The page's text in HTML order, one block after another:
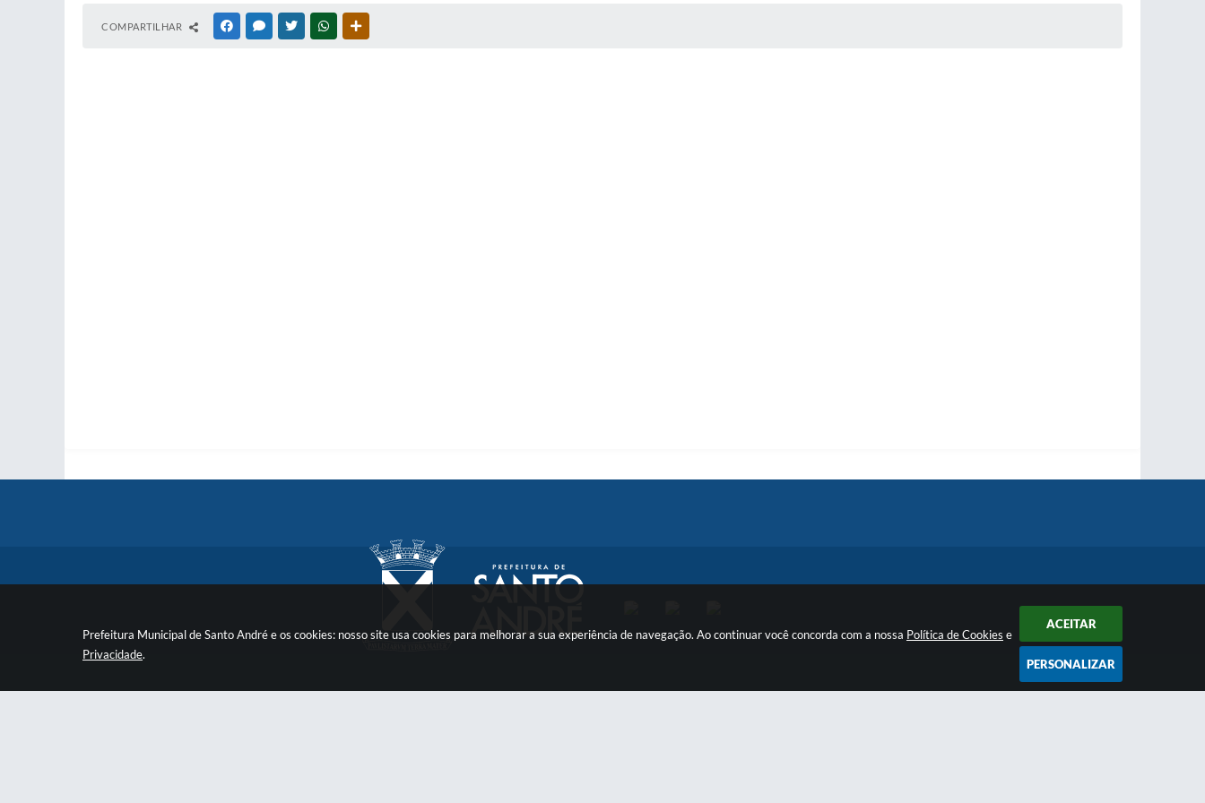
Prefeitura Municipal de Santo André e os cookies: nosso site usa cookies para melhorar a sua experiência de navegação. Ao continuar você concorda com a nossa Política de Cookies e
Privacidade.
ACEITAR
PERSONALIZAR
COMPARTILHAR FACEBOOKMESSENGER
TWITTERWHATSAPP